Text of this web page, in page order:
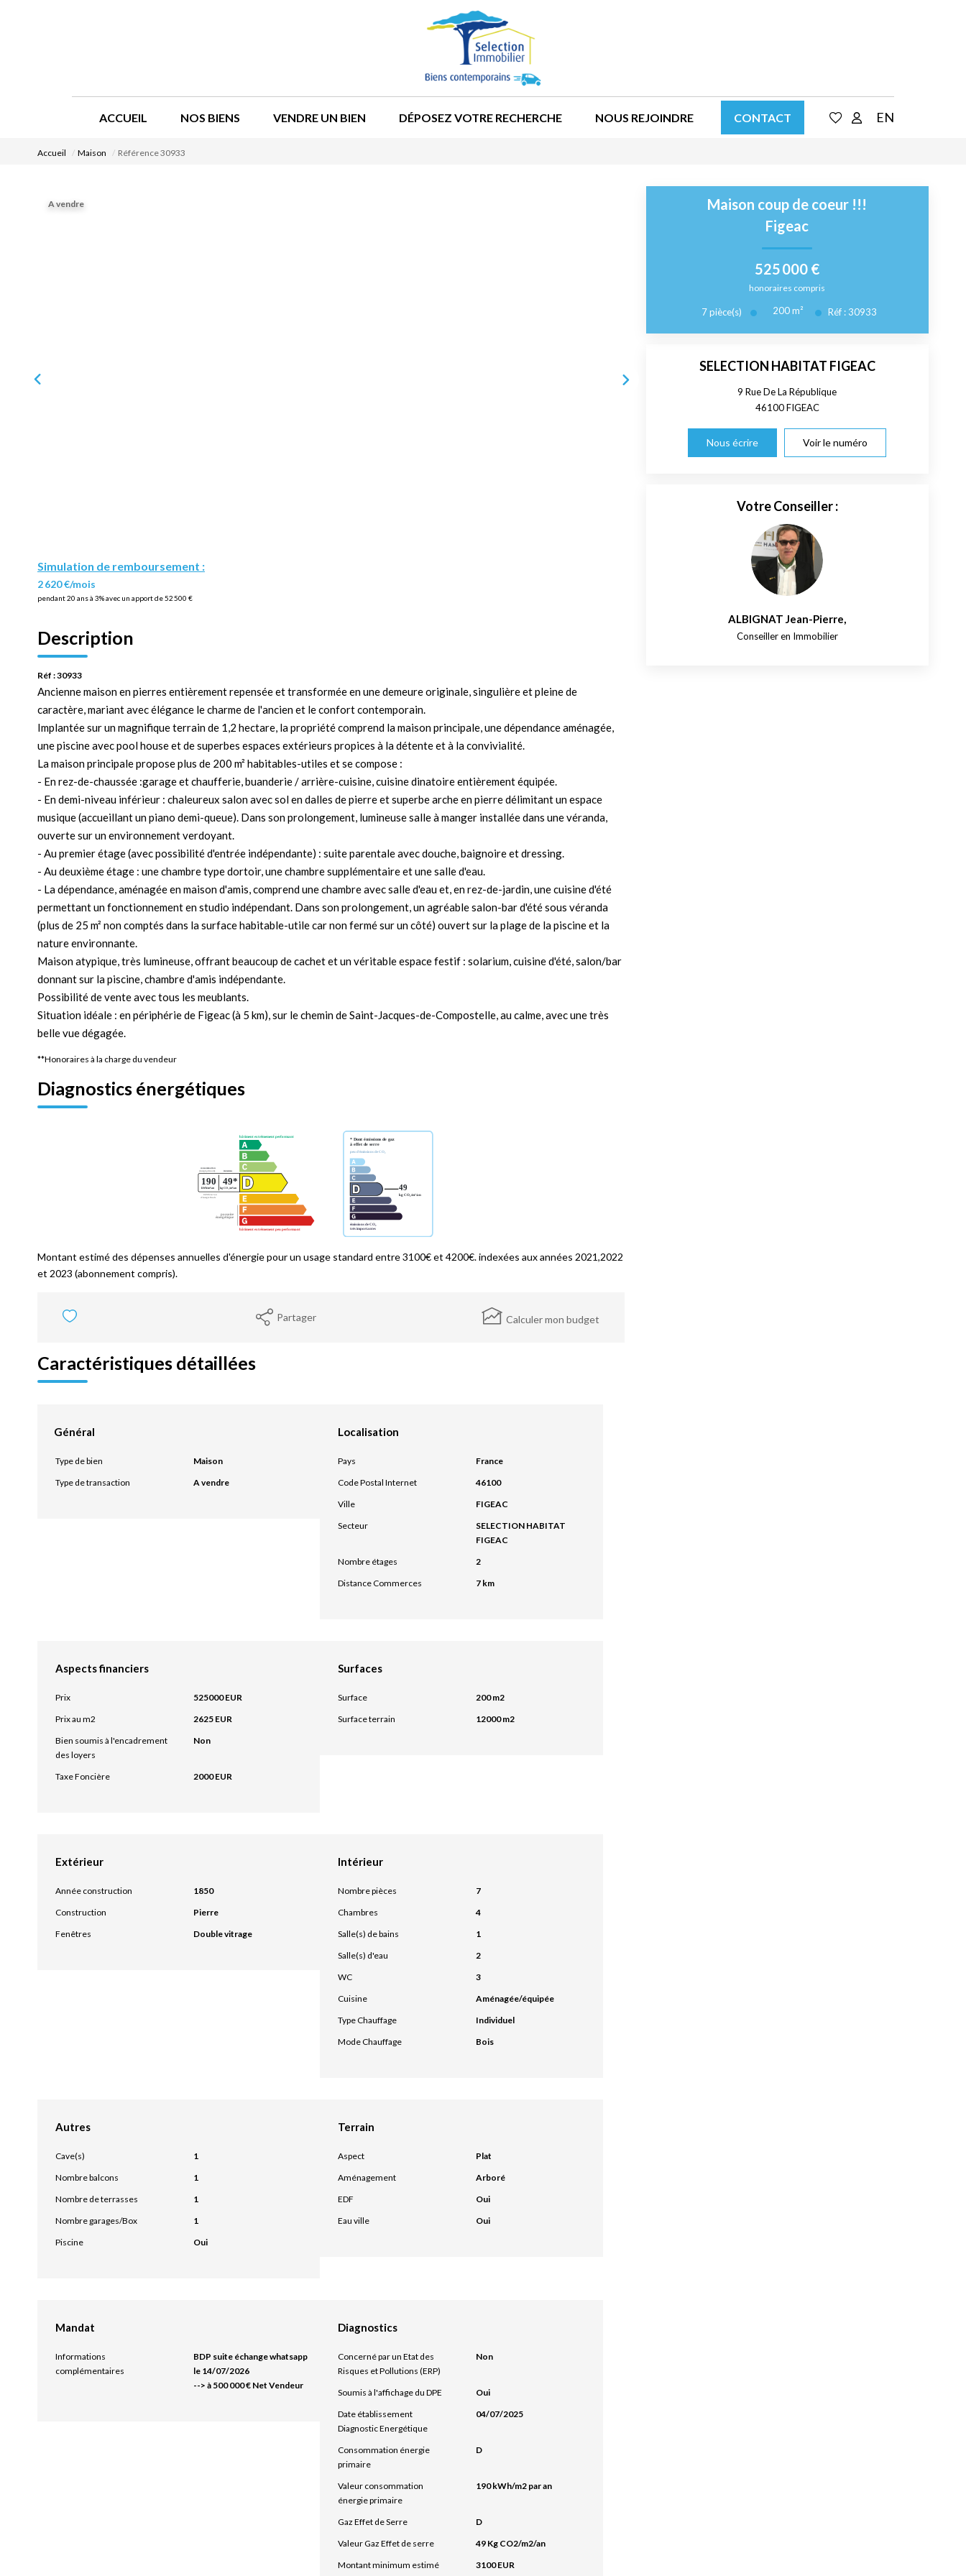
ACCUEIL NOS BIENS VENDRE UN BIEN DÉPOSEZ VOTRE RECHERCHE NOUS REJOINDRE CONTACT EN
Accueil Maison Référence 30933
A vendre
Simulation de remboursement :
2 620 €/mois
pendant 20 ans à 3% avec un apport de 52 500 €
Description
Réf : 30933
Ancienne maison en pierres entièrement repensée et transformée en une demeure originale, singulière et pleine de
caractère, mariant avec élégance le charme de l'ancien et le confort contemporain.
Implantée sur un magnifique terrain de 1,2 hectare, la propriété comprend la maison principale, une dépendance aménagée,
une piscine avec pool house et de superbes espaces extérieurs propices à la détente et à la convivialité.
La maison principale propose plus de 200 m² habitables-utiles et se compose :
- En rez-de-chaussée :garage et chaufferie, buanderie / arrière-cuisine, cuisine dinatoire entièrement équipée.
- En demi-niveau inférieur : chaleureux salon avec sol en dalles de pierre et superbe arche en pierre délimitant un espace
musique (accueillant un piano demi-queue). Dans son prolongement, lumineuse salle à manger installée dans une véranda,
ouverte sur un environnement verdoyant.
- Au premier étage (avec possibilité d'entrée indépendante) : suite parentale avec douche, baignoire et dressing.
- Au deuxième étage : une chambre type dortoir, une chambre supplémentaire et une salle d'eau.
- La dépendance, aménagée en maison d'amis, comprend une chambre avec salle d'eau et, en rez-de-jardin, une cuisine d'été
permettant un fonctionnement en studio indépendant. Dans son prolongement, un agréable salon-bar d'été sous véranda
(plus de 25 m² non comptés dans la surface habitable-utile car non fermé sur un côté) ouvert sur la plage de la piscine et la
nature environnante.
Maison atypique, très lumineuse, offrant beaucoup de cachet et un véritable espace festif : solarium, cuisine d'été, salon/bar
donnant sur la piscine, chambre d'amis indépendante.
Possibilité de vente avec tous les meublants.
Situation idéale : en périphérie de Figeac (à 5 km), sur le chemin de Saint-Jacques-de-Compostelle, au calme, avec une très
belle vue dégagée.
**Honoraires à la charge du vendeur
Diagnostics énergétiques
Montant estimé des dépenses annuelles d'énergie pour un usage standard entre 3100€ et 4200€. indexées aux années 2021,2022
et 2023 (abonnement compris).
Partager Calculer mon budget
Caractéristiques détaillées
Général
Type de bien
Maison
Type de transaction
A vendre
Localisation
Pays
France
Code Postal Internet
46100
Ville
FIGEAC
Secteur
SELECTION HABITAT
FIGEAC
Nombre étages
2
Distance Commerces
7 km
Aspects financiers
Prix
525000 EUR
Prix au m2
2625 EUR
Bien soumis à l'encadrement
des loyers
Non
Taxe Foncière 2000 EUR
Surfaces
Surface
200 m2
Surface terrain
12000 m2
Extérieur
Année construction
1850
Construction
Pierre
Fenêtres
Double vitrage
Intérieur
Nombre pièces
7
Chambres
4
Salle(s) de bains
1
Salle(s) d'eau
2
WC
3
Cuisine
Aménagée/équipée
Type Chauffage
Individuel
Mode Chauffage
Bois
Autres
Cave(s)
1
Nombre balcons
1
Nombre de terrasses
1
Nombre garages/Box
1
Piscine
Oui
Terrain
Aspect
Plat
Aménagement
Arboré
EDF
Oui
Eau ville
Oui
Mandat
Informations
complémentaires
BDP suite échange whatsapp
le 14/07/2026
--> à 500 000 € Net Vendeur
Diagnostics
Concerné par un Etat des
Risques et Pollutions (ERP)
Non
Soumis à l'affichage du DPE
Oui
Date établissement
Diagnostic Energétique
04/07/2025
Consommation énergie
primaire
D
Valeur consommation
énergie primaire
190 kWh/m2 par an
Gaz Effet de Serre
D
Valeur Gaz Effet de serre
49 Kg CO2/m2/an
Montant minimum estimé
3100 EUR
Maison coup de coeur !!!
Figeac
525 000 €
honoraires compris
7pièce(s) 200m² Réf : 30933
SELECTION HABITAT FIGEAC
9 Rue De La République
46100FIGEAC
Nous écrire Voir le numéro
Votre Conseiller :
ALBIGNAT Jean-Pierre,
Conseiller en Immobilier